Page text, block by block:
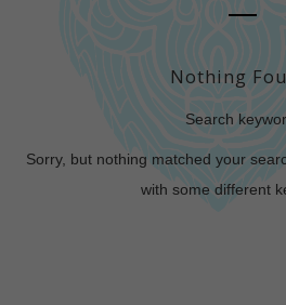
Nothing
Search
Sorry, but nothing matched your
with some different